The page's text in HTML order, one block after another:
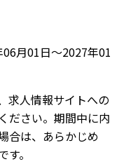
月01日〜2027年01
求人情報サイトへの
ださい。期間中に内
合は、あらかじめ
。